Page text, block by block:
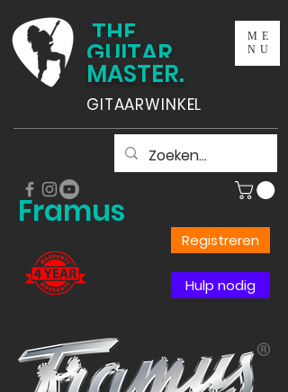
THE
GUITAR
MASTER.
GITAARWINKEL
ME
NU
Framus
Registreren
Hulp nodig